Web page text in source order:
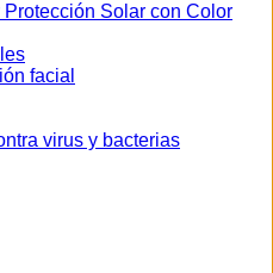
Solar con Color
facial
virus y bacterias